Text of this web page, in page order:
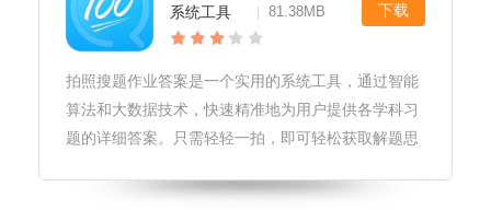
系统工具 81.38MB 下载
拍照搜题作业答案是一个实用的系统工具，通过智能
算法和大数据技术，快速精准地为用户提供各学科习
题的详细答案。只需轻轻一拍，即可轻松获取解题思
难题，提高学习效率。拍照搜题作业答案软件玩法1.